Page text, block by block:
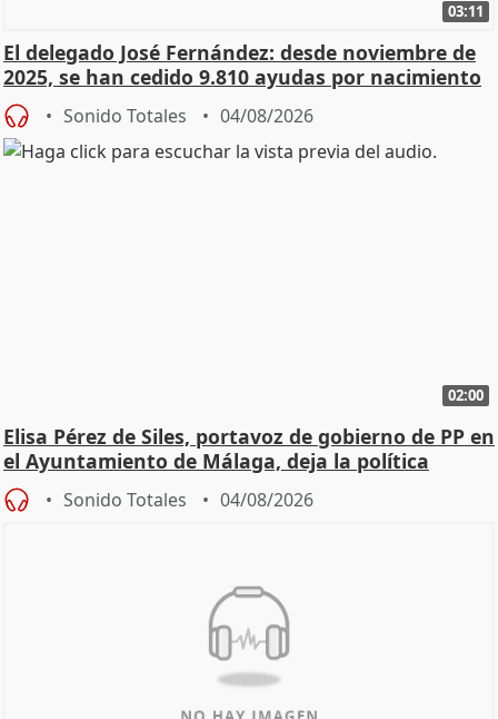
03:11
El delegado José Fernández: desde noviembre de
2025, se han cedido 9.810 ayudas por nacimiento
Sonido Totales 04/08/2026
02:00
Elisa Pérez de Siles, portavoz de gobierno de PP en
el Ayuntamiento de Málaga, deja la política
Sonido Totales 04/08/2026